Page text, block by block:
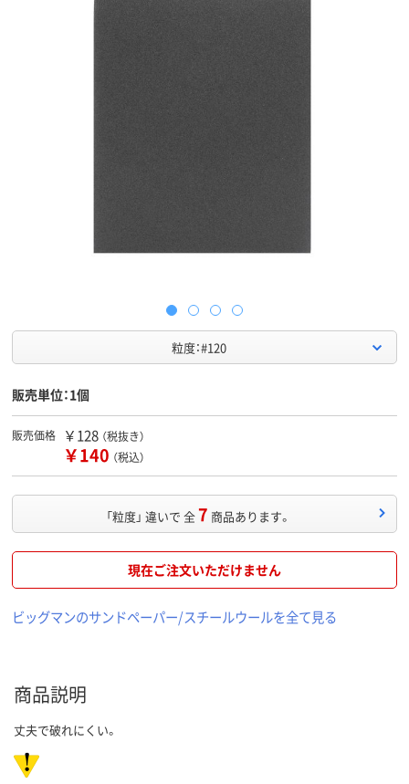
粒度：#120
販売単位：1個
販売価格 ￥128 （税抜き）
￥140 （税込）
「粒度」 違いで 全7 商品あります。
現在ご注文いただけません
ビッグマンのサンドペーパー/スチールウールを全て見る
商品説明
丈夫で破れにくい。